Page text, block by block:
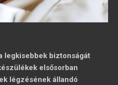
legkisebbek biztonságát
elsősorban
légzésének állandó